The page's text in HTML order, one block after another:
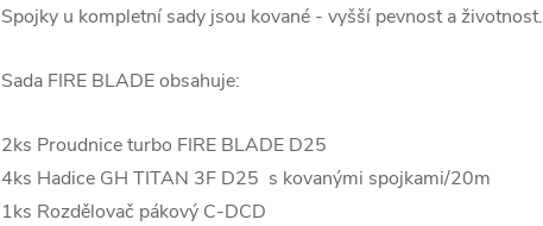
Spojky u kompletní sady jsou kované - vyšší pevnost a životnost.
Sada FIRE BLADE obsahuje:
2ks Proudnice turbo FIRE BLADE D25
4ks Hadice GH TITAN 3F D25 s kovanými spojkami/20m
1ks Rozdělovač pákový C-DCD